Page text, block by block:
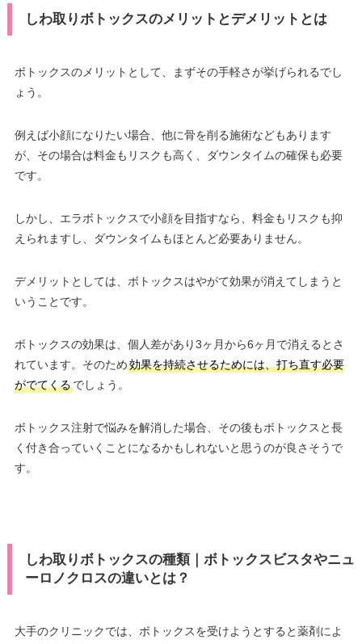
しわ取りボトックスのメリットとデメリットとは
ボトックスのメリットとして、まずその手軽さが挙げられるでし
ょう。
例えば小顔になりたい場合、他に骨を削る施術などもあります
が、その場合は料金もリスクも高く、ダウンタイムの確保も必要
です。
しかし、エラボトックスで小顔を目指すなら、料金もリスクも抑
えられますし、ダウンタイムもほとんど必要ありません。
デメリットとしては、ボトックスはやがて効果が消えてしまうと
いうことです。
ボトックスの効果は、個人差があり3ヶ月から6ヶ月で消えるとさ
れています。そのため効果を持続させるためには、打ち直す必要
がでてくるでしょう。
ボトックス注射で悩みを解消した場合、その後もボトックスと長
く付き合っていくことになるかもしれないと思うのが良さそうで
す。
しわ取りボトックスの種類｜ボトックスビスタやニュ
ーロノクロスの違いとは？
大手のクリニックでは、ボトックスを受けようとすると薬剤によ